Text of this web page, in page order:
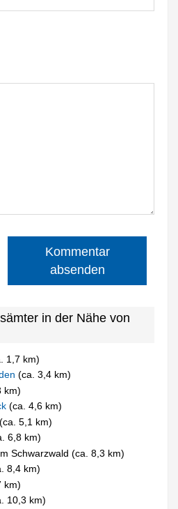
Kommentar
absenden
in der Nähe von
1,7 km)
(ca. 3,4 km)
km)
(ca. 4,6 km)
5,1 km)
6,8 km)
Schwarzwald (ca. 8,3 km)
8,4 km)
km)
10,3 km)